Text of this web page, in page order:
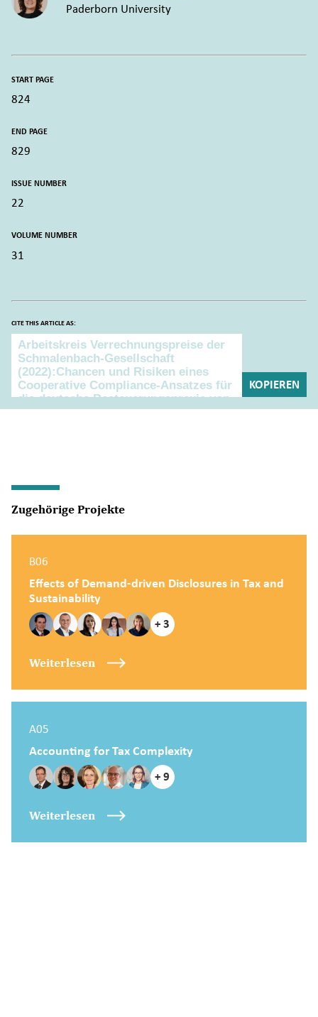
Paderborn University
START PAGE
824
END PAGE
829
ISSUE NUMBER
22
VOLUME NUMBER
31
CITE THIS ARTICLE AS:
Cite this article as:
KOPIEREN
Zugehörige Projekte
B06
Effects of Demand-driven Disclosures in Tax and
Sustainability
+ 3
Weiterlesen
A05
Accounting for Tax Complexity
+ 9
Weiterlesen